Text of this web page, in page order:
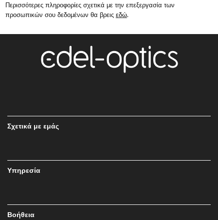
Περισσότερες πληροφορίες σχετικά με την επεξεργασία των
προσωπικών σου δεδομένων θα βρεις εδώ.
Σχετικά με εμάς
Υπηρεσία
Βοήθεια